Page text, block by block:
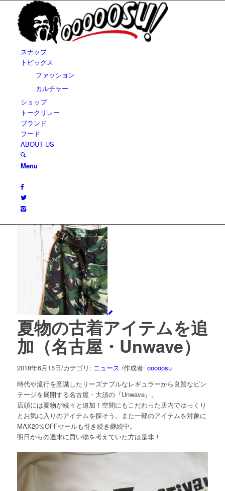
スナップ
トピックス
ファッション
カルチャー
ショップ
トークリレー
ブランド
フード
ABOUT US
Menu
夏物の古着アイテムを追
加（名古屋・Unwave）
2018年6月15日/カテゴリ: ニュース /作成者: ooooosu
時代や流行を意識したリーズナブルなレギュラーから良質なビン
テージを展開する名古屋・大須の『Unwave』。
店頭には夏物が続々と追加！空間にもこだわった店内でゆっくり
とお気に入りのアイテムを探そう。また一部のアイテムを対象に
MAX20%OFFセールも引き続き継続中。
明日からの週末に買い物を考えていた方は是非！